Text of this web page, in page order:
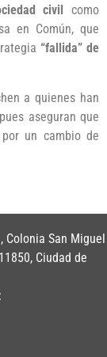
civil
como
en Común, que
“fallida” de
a quienes han
aseguran que
un cambio de
San Miguel
Ciudad de